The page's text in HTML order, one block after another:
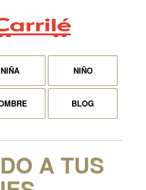
NIÑA NIÑO
BLOG
A TUS